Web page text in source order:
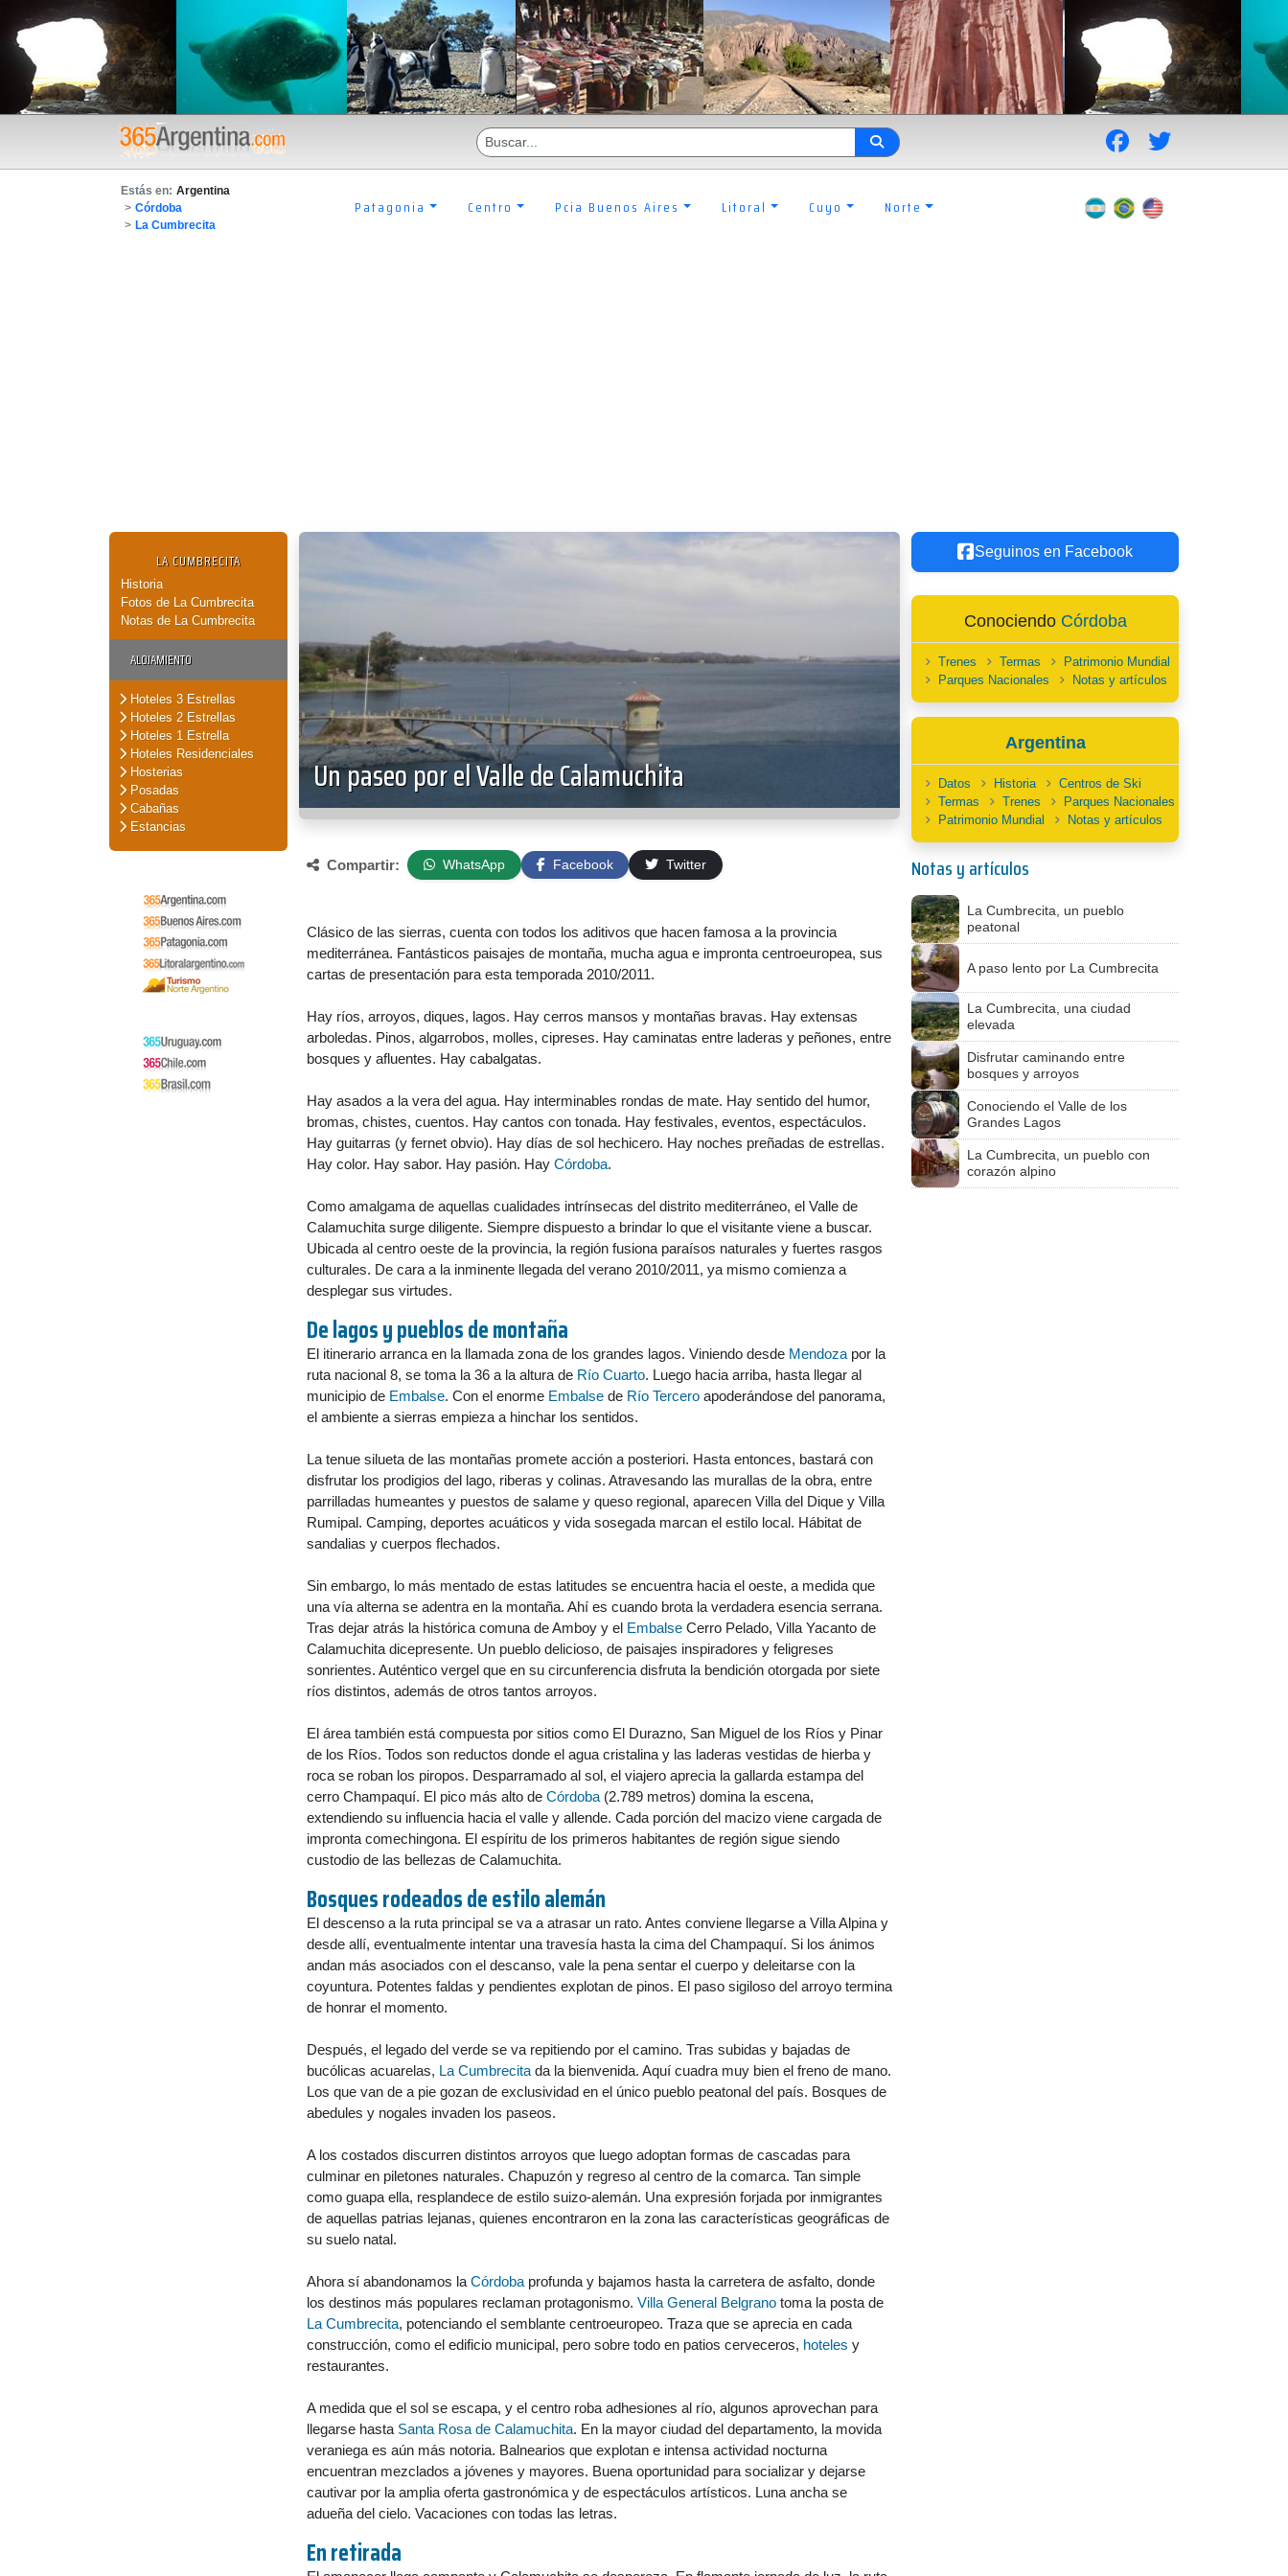
Estás en: Argentina
> Córdoba
> La Cumbrecita
Patagonia Centro Pcia Buenos Aires Litoral Cuyo Norte
LA CUMBRECITA
Historia
Fotos de La Cumbrecita
Notas de La Cumbrecita
ALOJAMIENTO
Hoteles 3 Estrellas
Hoteles 2 Estrellas
Hoteles 1 Estrella
Hoteles Residenciales
Hosterias
Posadas
Cabañas
Estancias
Un paseo por el Valle de Calamuchita
Compartir: WhatsApp Facebook Twitter
Clásico de las sierras, cuenta con todos los aditivos que hacen famosa a la provincia
mediterránea. Fantásticos paisajes de montaña, mucha agua e impronta centroeuropea, sus
cartas de presentación para esta temporada 2010/2011.
Hay ríos, arroyos, diques, lagos. Hay cerros mansos y montañas bravas. Hay extensas
arboledas. Pinos, algarrobos, molles, cipreses. Hay caminatas entre laderas y peñones, entre
bosques y afluentes. Hay cabalgatas.
Hay asados a la vera del agua. Hay interminables rondas de mate. Hay sentido del humor,
bromas, chistes, cuentos. Hay cantos con tonada. Hay festivales, eventos, espectáculos.
Hay guitarras (y fernet obvio). Hay días de sol hechicero. Hay noches preñadas de estrellas.
Hay color. Hay sabor. Hay pasión. Hay Córdoba.
Como amalgama de aquellas cualidades intrínsecas del distrito mediterráneo, el Valle de
Calamuchita surge diligente. Siempre dispuesto a brindar lo que el visitante viene a buscar.
Ubicada al centro oeste de la provincia, la región fusiona paraísos naturales y fuertes rasgos
culturales. De cara a la inminente llegada del verano 2010/2011, ya mismo comienza a
desplegar sus virtudes.
De lagos y pueblos de montaña
El itinerario arranca en la llamada zona de los grandes lagos. Viniendo desde Mendoza por la
ruta nacional 8, se toma la 36 a la altura de Río Cuarto. Luego hacia arriba, hasta llegar al
municipio de Embalse. Con el enorme Embalse de Río Tercero apoderándose del panorama,
el ambiente a sierras empieza a hinchar los sentidos.
La tenue silueta de las montañas promete acción a posteriori. Hasta entonces, bastará con
disfrutar los prodigios del lago, riberas y colinas. Atravesando las murallas de la obra, entre
parrilladas humeantes y puestos de salame y queso regional, aparecen Villa del Dique y Villa
Rumipal. Camping, deportes acuáticos y vida sosegada marcan el estilo local. Hábitat de
sandalias y cuerpos flechados.
Sin embargo, lo más mentado de estas latitudes se encuentra hacia el oeste, a medida que
una vía alterna se adentra en la montaña. Ahí es cuando brota la verdadera esencia serrana.
Tras dejar atrás la histórica comuna de Amboy y el Embalse Cerro Pelado, Villa Yacanto de
Calamuchita dicepresente. Un pueblo delicioso, de paisajes inspiradores y feligreses
sonrientes. Auténtico vergel que en su circunferencia disfruta la bendición otorgada por siete
ríos distintos, además de otros tantos arroyos.
El área también está compuesta por sitios como El Durazno, San Miguel de los Ríos y Pinar
de los Ríos. Todos son reductos donde el agua cristalina y las laderas vestidas de hierba y
roca se roban los piropos. Desparramado al sol, el viajero aprecia la gallarda estampa del
cerro Champaquí. El pico más alto de Córdoba (2.789 metros) domina la escena,
extendiendo su influencia hacia el valle y allende. Cada porción del macizo viene cargada de
impronta comechingona. El espíritu de los primeros habitantes de región sigue siendo
custodio de las bellezas de Calamuchita.
Bosques rodeados de estilo alemán
El descenso a la ruta principal se va a atrasar un rato. Antes conviene llegarse a Villa Alpina y
desde allí, eventualmente intentar una travesía hasta la cima del Champaquí. Si los ánimos
andan más asociados con el descanso, vale la pena sentar el cuerpo y deleitarse con la
coyuntura. Potentes faldas y pendientes explotan de pinos. El paso sigiloso del arroyo termina
de honrar el momento.
Después, el legado del verde se va repitiendo por el camino. Tras subidas y bajadas de
bucólicas acuarelas, La Cumbrecita da la bienvenida. Aquí cuadra muy bien el freno de mano.
Los que van de a pie gozan de exclusividad en el único pueblo peatonal del país. Bosques de
abedules y nogales invaden los paseos.
A los costados discurren distintos arroyos que luego adoptan formas de cascadas para
culminar en piletones naturales. Chapuzón y regreso al centro de la comarca. Tan simple
como guapa ella, resplandece de estilo suizo-alemán. Una expresión forjada por inmigrantes
de aquellas patrias lejanas, quienes encontraron en la zona las características geográficas de
su suelo natal.
Ahora sí abandonamos la Córdoba profunda y bajamos hasta la carretera de asfalto, donde
los destinos más populares reclaman protagonismo. Villa General Belgrano toma la posta de
La Cumbrecita, potenciando el semblante centroeuropeo. Traza que se aprecia en cada
construcción, como el edificio municipal, pero sobre todo en patios cerveceros, hoteles y
restaurantes.
A medida que el sol se escapa, y el centro roba adhesiones al río, algunos aprovechan para
llegarse hasta Santa Rosa de Calamuchita. En la mayor ciudad del departamento, la movida
veraniega es aún más notoria. Balnearios que explotan e intensa actividad nocturna
encuentran mezclados a jóvenes y mayores. Buena oportunidad para socializar y dejarse
cautivar por la amplia oferta gastronómica y de espectáculos artísticos. Luna ancha se
adueña del cielo. Vacaciones con todas las letras.
En retirada
Seguinos en Facebook
Conociendo Córdoba
Trenes Termas
Patrimonio Mundial
Parques Nacionales
Notas y artículos
Argentina
Datos Historia
Centros de Ski
Termas
Trenes
Parques Nacionales
Patrimonio Mundial
Notas y artículos
Notas y artículos
La Cumbrecita, un pueblo
peatonal
A paso lento por La Cumbrecita
La Cumbrecita, una ciudad
elevada
Disfrutar caminando entre
bosques y arroyos
Conociendo el Valle de los
Grandes Lagos
La Cumbrecita, un pueblo con
corazón alpino